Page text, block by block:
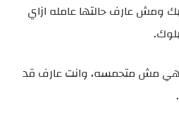
ومش عارف حالتها عامله ازاي
مش متحمسه، وانت عارف قد